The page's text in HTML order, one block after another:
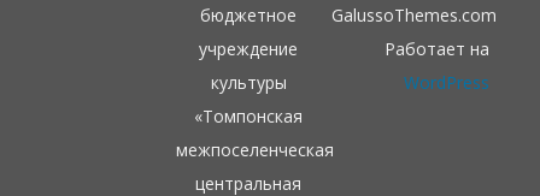
бюджетное
учреждение
культуры
«Томпонская
межпоселенческая
центральная
GalussoThemes.com
Работает на
WordPress